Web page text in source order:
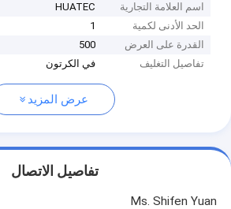
اسم العلامة التجارية
HUATEC
الحد الأدنى لكمية
1
القدرة على العرض
500
تفاصيل التغليف
في الكرتون
عرض المزيد
تفاصيل الاتصال
Ms. Shifen Yuan